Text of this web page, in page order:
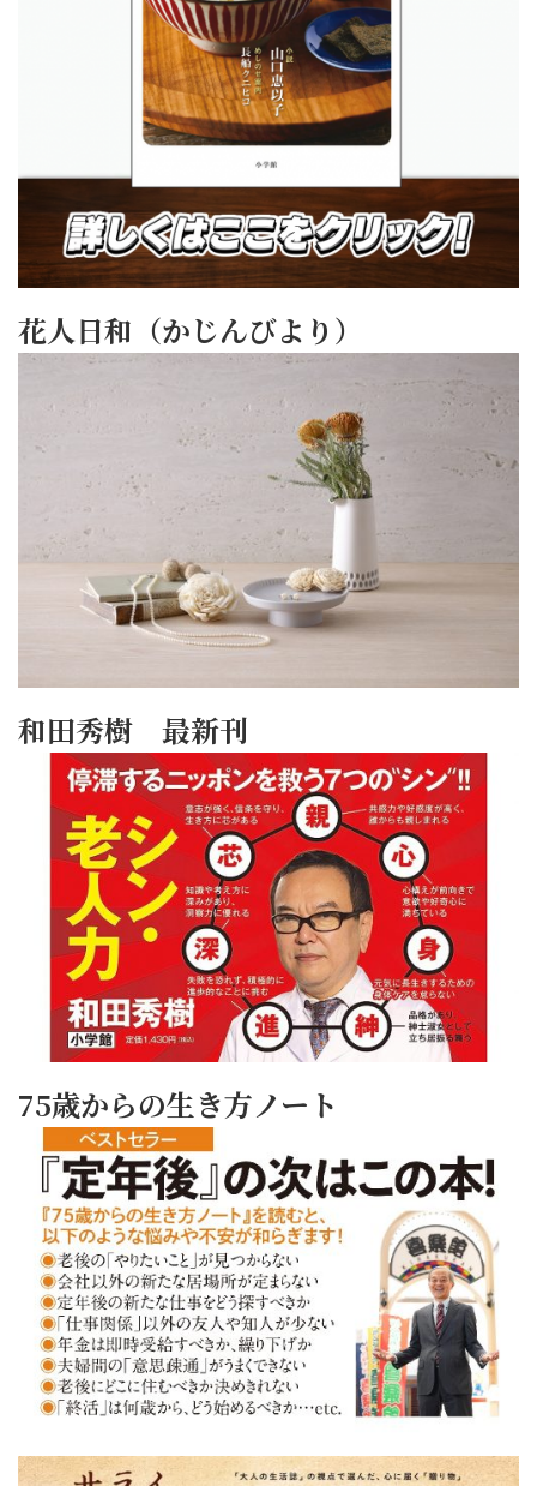
花人日和（かじんびより）
和田秀樹 最新刊
75歳からの生き方ノート